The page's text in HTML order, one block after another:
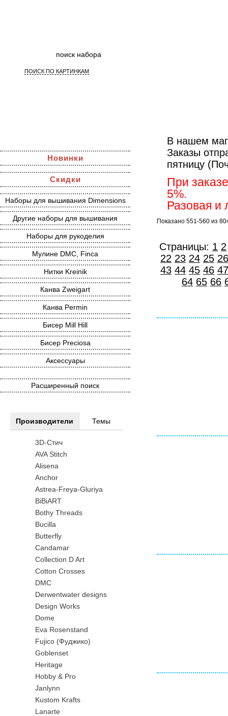
ПОИСК ПО КАРТИНКАМ
Новинки
Скидки
Наборы для вышивания Dimensions
Другие наборы для вышивания
Наборы для рукоделия
Мулине DMC, Finca
Нитки Kreinik
Канва Zweigart
Канва Permin
Бисер Mill Hill
Бисер Preciosa
Аксессуары
Расширенный поиск
Производители Темы
3D-Стич
AVA Stitch
Alisena
Anchor
Astrea-Freya-Gluriya
BiBiART
Bothy Threads
Bucilla
Butterfly
Candamar
Collection D Art
Cotton Crosses
DMC
Derwentwater designs
Design Works
Dome
Eva Rosenstand
Fujico (Фуджико)
Goblenset
Heritage
Hobby & Pro
Janlynn
Kustom Krafts
Lanarte
В нашем
Заказы
пятницу
При
5%.
Разовая и
Показано 551-560 из
Страницы: 1 2
22 23 24 25 26
43 44 45 46 47
64 65 66